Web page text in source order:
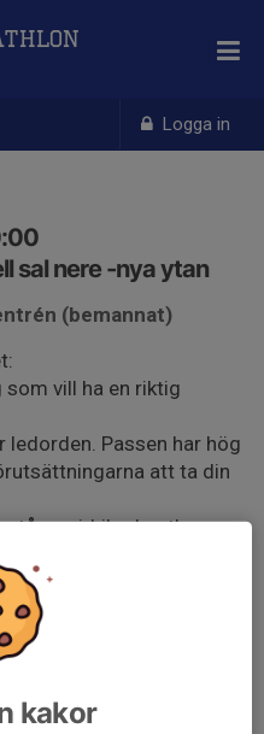
Logga in
sal nere -nya ytan
(bemannat)
som vill ha en riktig
Passen har hög
att ta din
airbike, hantlar,
mer.
spännande upplägg, med
hand om dig i boxen
nu kör vi!"
kakor